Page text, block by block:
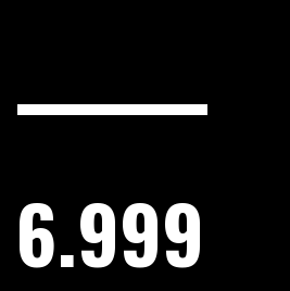
6.999